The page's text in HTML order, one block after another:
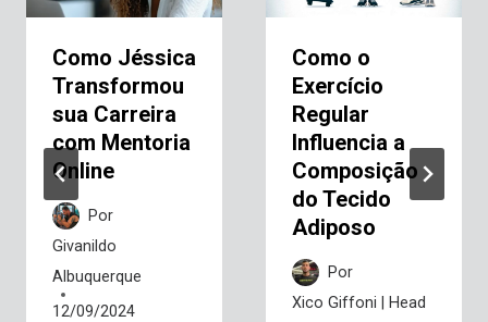
Como Jéssica
Transformou
sua Carreira
com Mentoria
Online
Por
Givanildo
Albuquerque
12/09/2024
Como o
Exercício
Regular
Influencia a
Composição
do Tecido
Adiposo
Por
Xico Giffoni | Head